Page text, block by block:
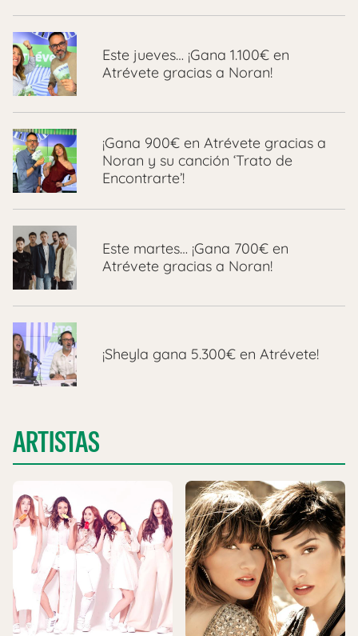
Este jueves… ¡Gana 1.100€ en
Atrévete gracias a Noran!
¡Gana 900€ en Atrévete gracias a
Noran y su canción ‘Trato de
Encontrarte’!
Este martes… ¡Gana 700€ en
Atrévete gracias a Noran!
¡Sheyla gana 5.300€ en Atrévete!
ARTISTAS